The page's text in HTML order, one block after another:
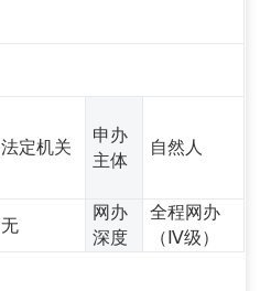
法定机关
申办
主体
自然人
无
网办
深度
全程网办
（Ⅳ级）